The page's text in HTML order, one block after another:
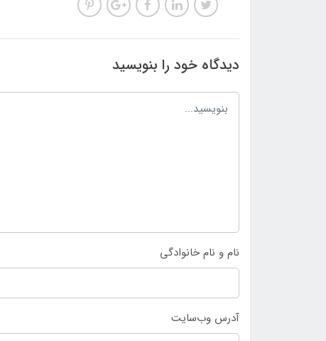
دیدگاه خود را بنویسید
نام و نام خانوادگی
آدرس وب‌سایت